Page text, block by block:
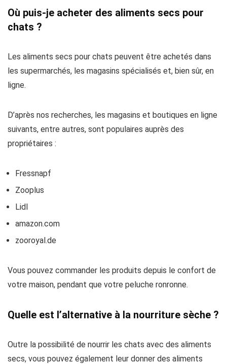
Où puis-je acheter des aliments secs pour
chats ?
Les aliments secs pour chats peuvent être achetés dans
les supermarchés, les magasins spécialisés et, bien sûr, en
ligne.
D’après nos recherches, les magasins et boutiques en ligne
suivants, entre autres, sont populaires auprès des
propriétaires :
Fressnapf
Zooplus
Lidl
amazon.com
zooroyal.de
Vous pouvez commander les produits depuis le confort de
votre maison, pendant que votre peluche ronronne.
Quelle est l’alternative à la nourriture sèche ?
Outre la possibilité de nourrir les chats avec des aliments
secs, vous pouvez également leur donner des aliments